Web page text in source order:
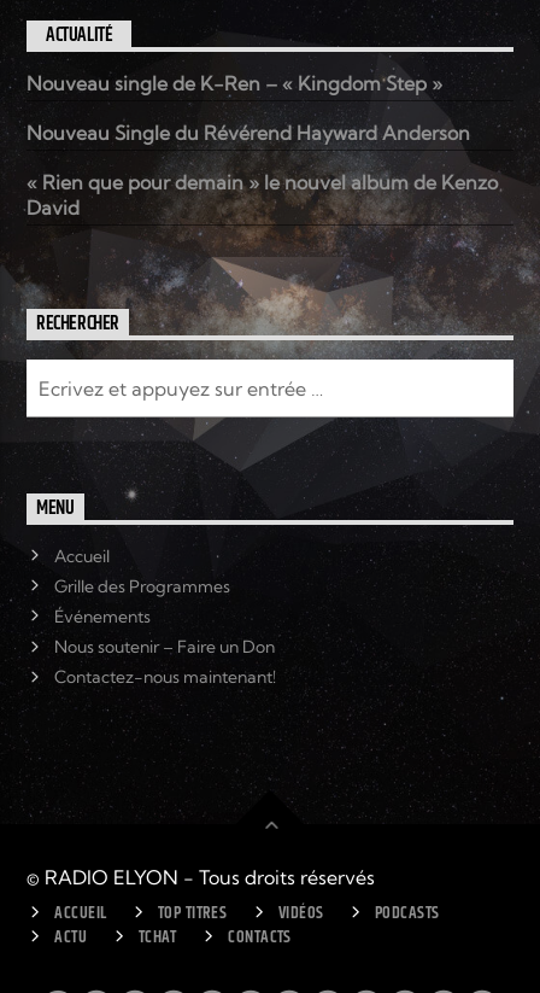
ACTUALITÉ
Nouveau single de K-Ren – « Kingdom Step »
Nouveau Single du Révérend Hayward Anderson
« Rien que pour demain » le nouvel album de Kenzo
David
RECHERCHER
MENU
Accueil
Grille des Programmes
Événements
Nous soutenir – Faire un Don
Contactez-nous maintenant!
© RADIO ELYON - Tous droits réservés
ACCUEIL TOP TITRES VIDÉOS
PODCASTS
ACTU
TCHAT CONTACTS